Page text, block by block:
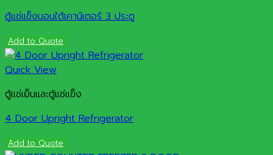
ตู้แช่แข็งนอนใต้เคาน์เตอร์ 3 ประตู
Add to Quote
Quick View
ตู้แช่เย็นและตู้แช่แข็ง
4 Door Upright Refrigerator
Add to Quote